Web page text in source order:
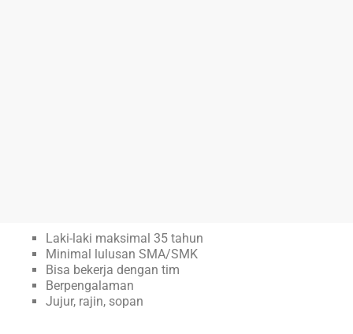
Laki-laki maksimal 35 tahun
Minimal lulusan SMA/SMK
Bisa bekerja dengan tim
Berpengalaman
Jujur, rajin, sopan